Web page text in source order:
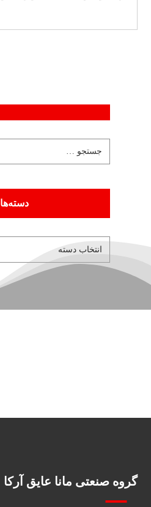
دسته‌ها
گروه صنعتی مانا عایق آرکا